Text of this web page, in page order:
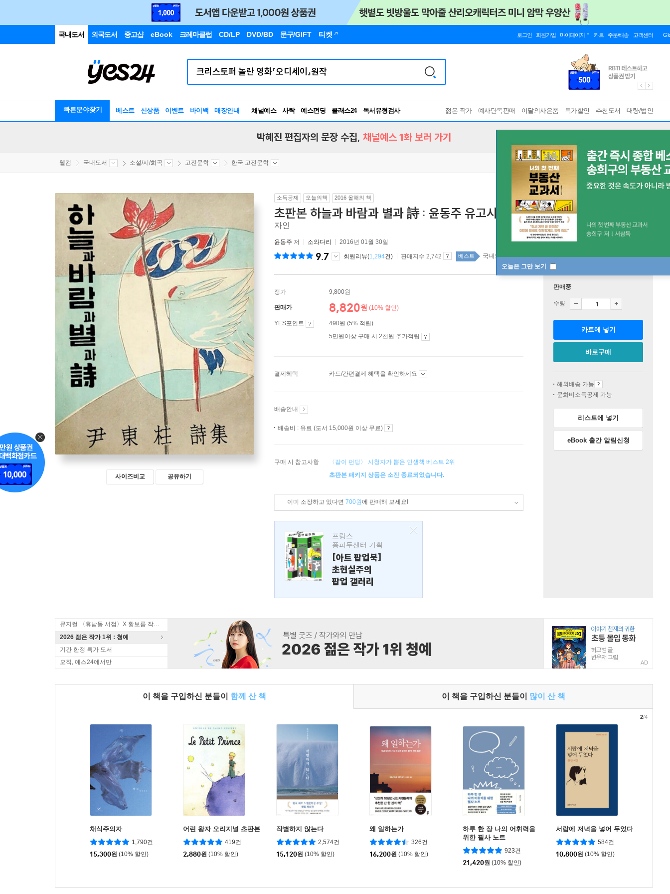
국내도서 외국도서 중고샵 eBook 크레마클럽 CD/LP DVD/BD 문구/GIFT 티켓 로그인 회원가입 마이페이지 카트 주문/배송 고객센터
빠른분야찾기 베스트 신상품 이벤트 바이백 매장안내 채널예스 사락 예스펀딩 클래스24
RBTI Lab
독서유형검사
젊은 작가 예사단독판매 이달의사은품 특가할인 추천도서 대량/법인
오늘은 그만 보기
박혜진 편집자의 문장 수집, 채널예스 1화 보러 가기
웰컴 국내도서 소설/시/희곡 고전문학 한국 고전문학
사이즈비교 공유하기
소득공제 오늘의책 2016 올해의 책
초판본 하늘과 바람과 별과 詩 : 윤동주 유고시집
1955년 10주기 기념 증보판 오리지널 디
자인
윤동주 저 소와다리 2016년 01월 30일
9.7 회원리뷰(1,294건) 판매지수 2,742 베스트 국내도서 top20 13주
정가 9,800원
판매가 8,820원 (10% 할인)
YES포인트
490원 (5% 적립)
5만원이상 구매 시 2천원 추가적립
결제혜택 카드/간편결제 혜택을 확인하세요
배송안내
배송비 : 유료 (도서 15,000원 이상 무료)
구매 시 참고사항
〈같이 펀딩〉 시청자가 뽑은 인생책 베스트 2위
초판본 패키지 상품은 소진 종료되었습니다.
이미 소장하고 있다면 700원에 판매해 보세요!
프랑스
퐁피두센터 기획
[아트 팝업북]
초현실주의
팝업 갤러리
판매중
수량
카트에 넣기
바로구매
해외배송 가능
문화비소득공제 가능
리스트에 넣기
eBook 출간 알림신청
뮤지컬 〈휴남동 서점〉X 황보름 작가 북토크
2026 젊은 작가 1위 : 청예
기간 한정 특가 도서
오직, 예스24에서만
AD
이 책을 구입하신 분들이 함께 산 책 이 책을 구입하신 분들이 많이 산 책
채식주의자
1,790건
15,300원 (10% 할인)
어린 왕자 오리지널 초판본
419건
2,880원 (10% 할인)
작별하지 않는다
2,574건
15,120원 (10% 할인)
왜 일하는가
326건
16,200원 (10% 할인)
하루 한 장 나의 어휘력을
위한 필사 노트
923건
21,420원 (10% 할인)
서랍에 저녁을 넣어 두었다
584건
10,800원 (10% 할인)
2/4